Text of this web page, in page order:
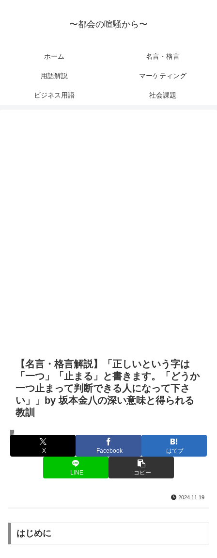
〜都会の喧騒から〜
ホーム 名言・格言
用語解説 マーケティング
ビジネス用語 社会課題
【名言・格言解説】「正しいという字は
「一つ」「止まる」と書きます。「どうか
一つ止まって判断できる人になって下さ
い」」by 坂本金八の深い意味と得られる
教訓
名言・格言
X Facebook はてブ
LINE コピー
2024.11.19
はじめに